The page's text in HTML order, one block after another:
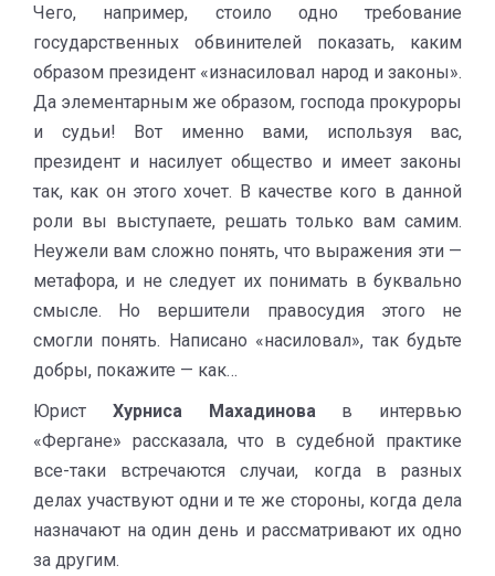
Чего, например, стоило одно требование
государственных обвинителей показать, каким
образом президент «изнасиловал народ и законы».
Да элементарным же образом, господа прокуроры
и судьи! Вот именно вами, используя вас,
президент и насилует общество и имеет законы
так, как он этого хочет. В качестве кого в данной
роли вы выступаете, решать только вам самим.
Неужели вам сложно понять, что выражения эти —
метафора, и не следует их понимать в буквально
смысле. Но вершители правосудия этого не
смогли понять. Написано «насиловал», так будьте
добры, покажите — как…
Юрист Хурниса Махадиновав интервью
«Фергане» рассказала, что в судебной практике
все-таки встречаются случаи, когда в разных
делах участвуют одни и те же стороны, когда дела
назначают на один день и рассматривают их одно
за другим.